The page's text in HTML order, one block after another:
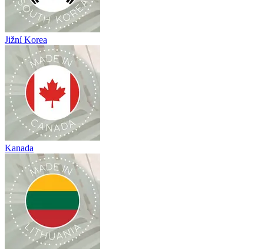
Jižní Korea
Kanada